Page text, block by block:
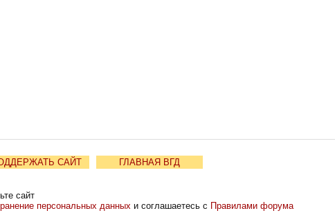
САЙТ
ГЛАВНАЯ ВГД
сайт
персональных данных и соглашаетесь с Правилами форума